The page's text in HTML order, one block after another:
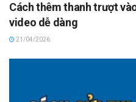
Cách thêm thanh trượt
video dễ dàng
21/04/2026